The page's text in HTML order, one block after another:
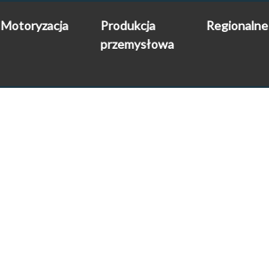
Motoryzacja
Produkcja
przemysłowa
Regionalne